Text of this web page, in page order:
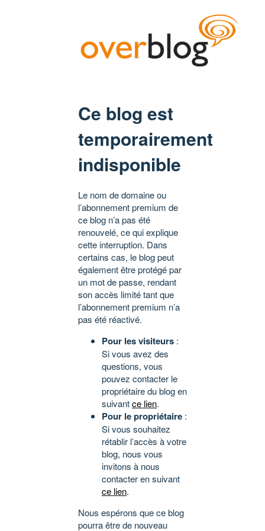
Ce blog est
temporairement
indisponible
Le nom de domaine ou
l’abonnement premium de
ce blog n’a pas été
renouvelé, ce qui explique
cette interruption. Dans
certains cas, le blog peut
également être protégé par
un mot de passe, rendant
son accès limité tant que
l’abonnement premium n’a
pas été réactivé.
Pour les visiteurs :
Si vous avez des
questions, vous
pouvez contacter le
propriétaire du blog en
suivantce lien.
Pour le propriétaire :
Si vous souhaitez
rétablir l’accès à votre
blog, nous vous
invitons à nous
contacter en suivant
ce lien.
Nous espérons que ce blog
pourra être de nouveau